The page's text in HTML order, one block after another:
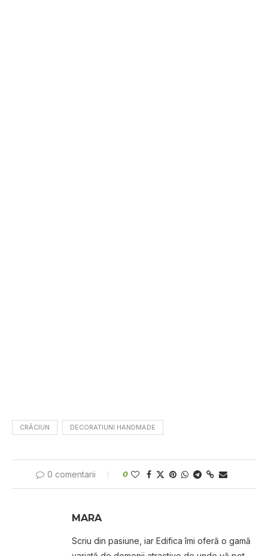
CRĂCIUN DECORATIUNI HANDMADE
0 comentarii 0
MARA
Scriu din pasiune, iar Edifica îmi oferă o gamă